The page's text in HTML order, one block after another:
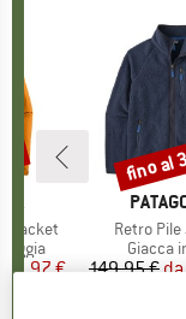
Jacket
ridotto
€
Articolo
Retro
Gruppo
Giacca
149,95 € da
Sconto
fino al